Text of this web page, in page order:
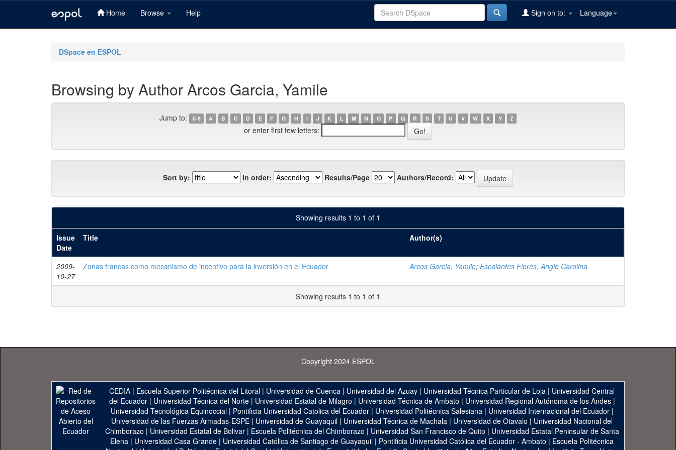
Home Browse Help Language
Sign on to:
DSpace en ESPOL
Browsing by Author Arcos Garcia, Yamile
Jump to: 0-9 A B C D E F G H I J K L M N O P Q R S T U V W X Y Z
or enter first few letters:
Sort by: In order: Results/Page Authors/Record:
Showing results 1 to 1 of 1
Issue
Date
Title Author(s)
2009-
10-27
Zonas francas como mecanismo de incentivo para la inversión en el Ecuador Arcos Garcia, Yamile; Escalantes Flores, Angie Carolina
Showing results 1 to 1 of 1
Copyright 2024 ESPOL
CEDIA | Escuela Superior Politécnica del Litoral | Universidad de Cuenca | Universidad del Azuay | Universidad Técnica Particular de Loja | Universidad Central
del Ecuador| Universidad Técnica del Norte| Universidad Estatal de Milagro | Universidad Técnica de Ambato | Universidad Regional Autónoma de los Andes|
Universidad Tecnológica Equinoccial| Pontificia Universidad Catolica del Ecuador| Universidad Politécnica Salesiana| Universidad Internacional del Ecuador|
Universidad de las Fuerzas Armadas-ESPE | Universidad de Guayaquil | Universidad Técnica de Machala | Universidad de Otavalo | Universidad Nacional del
Chimborazo | Universidad Estatal de Bolivar| Escuela Politécnica del Chimborazo | Universidad San Francisco de Quito | Universidad Estatal Peninsular de Santa
Elena | Universidad Casa Grande | Universidad Católica de Santiago de Guayaquil | Pontificia Universidad Católica del Ecuador - Ambato | Escuela Politécnica